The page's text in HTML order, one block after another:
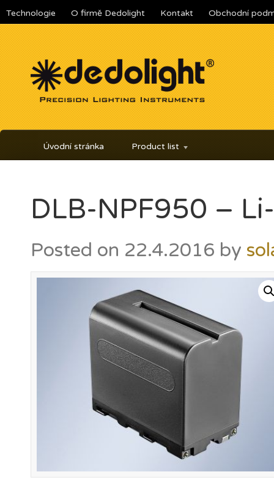
Technologie O firmě Dedolight Kontakt Obchodní
Úvodní stránka Product list
DLB-NPF950 –
Posted on 22.4.2016 by